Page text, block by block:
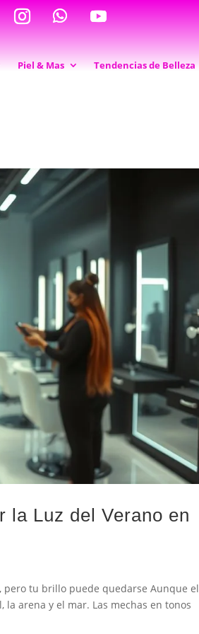
Piel & Mas Tendencias de Belleza
la Luz del Verano en
pero tu brillo puede quedarse Aunque el
arena y el mar. Las mechas en tonos